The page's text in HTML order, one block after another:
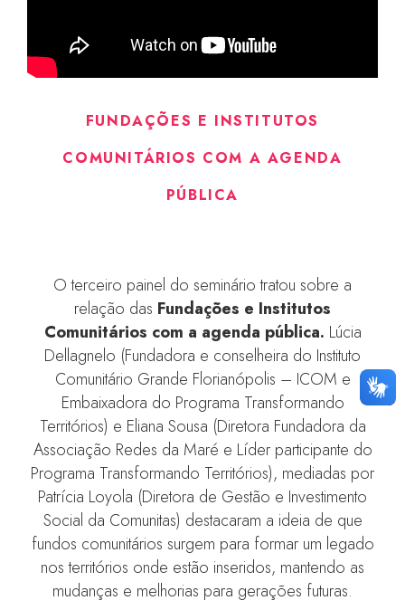
FUNDAÇÕES E INSTITUTOS
COMUNITÁRIOS COM A AGENDA
PÚBLICA
O terceiro painel do seminário tratou sobre a
relação das Fundações e Institutos
Comunitários com a agenda pública. Lúcia
Dellagnelo (Fundadora e conselheira do Instituto
Comunitário Grande Florianópolis – ICOM e
Embaixadora do Programa Transformando
Territórios) e Eliana Sousa (Diretora Fundadora da
Associação Redes da Maré e Líder participante do
Programa Transformando Territórios), mediadas por
Patrícia Loyola (Diretora de Gestão e Investimento
Social da Comunitas) destacaram a ideia de que
fundos comunitários surgem para formar um legado
nos territórios onde estão inseridos, mantendo as
mudanças e melhorias para gerações futuras.